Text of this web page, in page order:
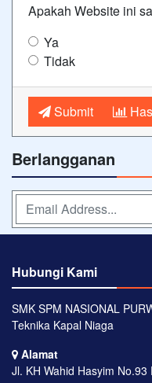
Apakah Website ini
Ya
Tidak
Submit
Berlangganan
Hubungi Kami
SMK SPM NASIONAL
Teknika Kapal Niaga
Alamat
Jl. KH Wahid Hasyim No.93